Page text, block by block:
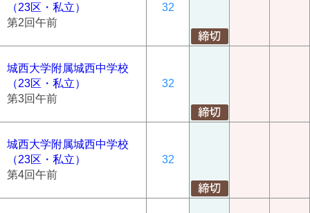
（23区・私立）
第2回午前
32
城西大学附属城西中学校
（23区・私立）
第3回午前
32
城西大学附属城西中学校
（23区・私立）
第4回午前
32